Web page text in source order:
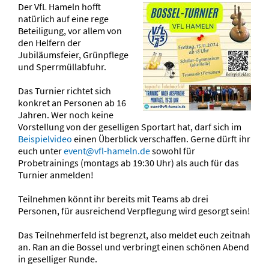
Der VfL Hameln hofft
natürlich auf eine rege
Beteiligung, vor allem von
den Helfern der
Jubiläumsfeier, Grünpflege
und Sperrmüllabfuhr.
Das Turnier richtet sich
konkret an Personen ab 16
Jahren. Wer noch keine
Vorstellung von der geselligen Sportart hat, darf sich im
Beispielvideo einen Überblick verschaffen. Gerne dürft ihr
euch unterevent@vfl-hameln.desowohl für
Probetrainings (montags ab 19:30 Uhr) als auch für das
Turnier anmelden!
Teilnehmen könnt ihr bereits mit Teams ab drei
Personen, für ausreichend Verpflegung wird gesorgt sein!
Das Teilnehmerfeld ist begrenzt, also meldet euch zeitnah
an. Ran an die Bossel und verbringt einen schönen Abend
in geselliger Runde.